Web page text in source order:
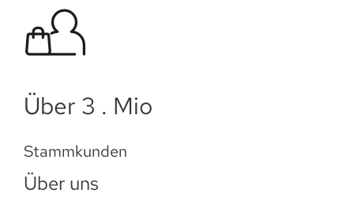
Über 3 . Mio
Stammkunden
Über uns